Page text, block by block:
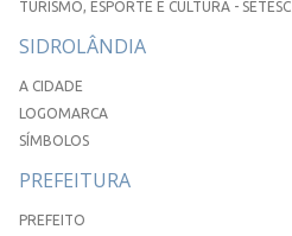
TURISMO, ESPORTE E CULTURA - SETESC
SIDROLÂNDIA
A CIDADE
LOGOMARCA
SÍMBOLOS
PREFEITURA
PREFEITO